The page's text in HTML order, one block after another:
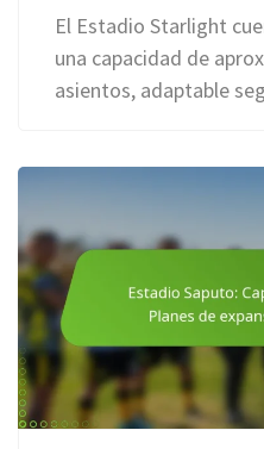
El Estadio Starlight
una capacidad de
asientos, adaptable